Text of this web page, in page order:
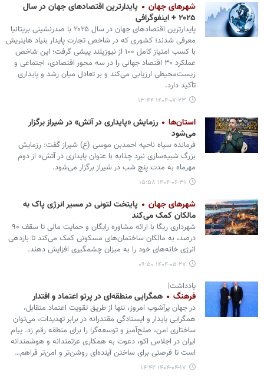
شهرهای جهان
پایدارترین اقتصادهای جهان در سال
۲۰۲۵ + اینفوگرافی
پایدارترین اقتصادهای جهان در سال ۲۰۲۵ با صدرنشینی بریتانیا
معرفی شدند؛ کشوری که در شاخص تجارت پایدار بنیاد هاینریش
با کسب امتیاز کامل ۱۰۰ از نیوزیلند پیشی گرفت؛ این شاخص
عملکرد ۳۰ اقتصاد جهانی را در سه محور اقتصادی، اجتماعی و
زیست‌محیطی ارزیابی می‌کند و بر تعادل میان رشد و پایداری
تأکید دارد.
۱۴۰۴-۰۷-۲۳ ۱۳:۴۴
استان‌ها
رزمایش «پایداری در آتش» در شیراز برگزار
می‌شود
فرمانده سپاه ناحیه احمدبن موسی (ع) شیراز گفت: رزمایش
بزرگ شبیه‌سازی نبرد چذابه با عنوان پایداری در آتش» از دوم
مهرماه به مدت پنج شب در شیراز برگزار می‌شود.
۱۴۰۴-۰۶-۳۱ ۱۵:۵۸
شهرهای جهان
پایتخت لتونی در مسیر انرژی پاک به
مالکان کمک می‌کند
شهرداری ریگا با ارائه مشاوره رایگان و حمایت مالی تا سقف ۹۰
درصد، به مالکان ساختمان‌های مسکونی کمک می‌کند تا بازدهی
انرژی خانه‌های خود را به میزان چشمگیری افزایش دهند.
۱۴۰۴-۰۵-۲۷ ۰۹:۵۰
یادداشت|
فرهنگ همگرایی منطقه‌ای در پرتو اعتماد و اقتدار
در جهان پرآشوب امروز، تنها از طریق تقویت اعتماد متقابل،
همگرایی پایدار و ایستادگی مقتدرانه در برابر تهدیدات، می‌توان
ساختاری امن، صلح‌آمیز و توسعه‌گرا را برای منطقه رقم زد. پیام
ایران در اجلاس اکو، دعوت به همکاری عزتمندانه و هوشمندانه
است تا فرصتی برای ساختن آینده‌ای روشن‌تر و امن‌تر فراهم…
۱۴۰۴-۰۴-۱۷ ۱۴:۴۲